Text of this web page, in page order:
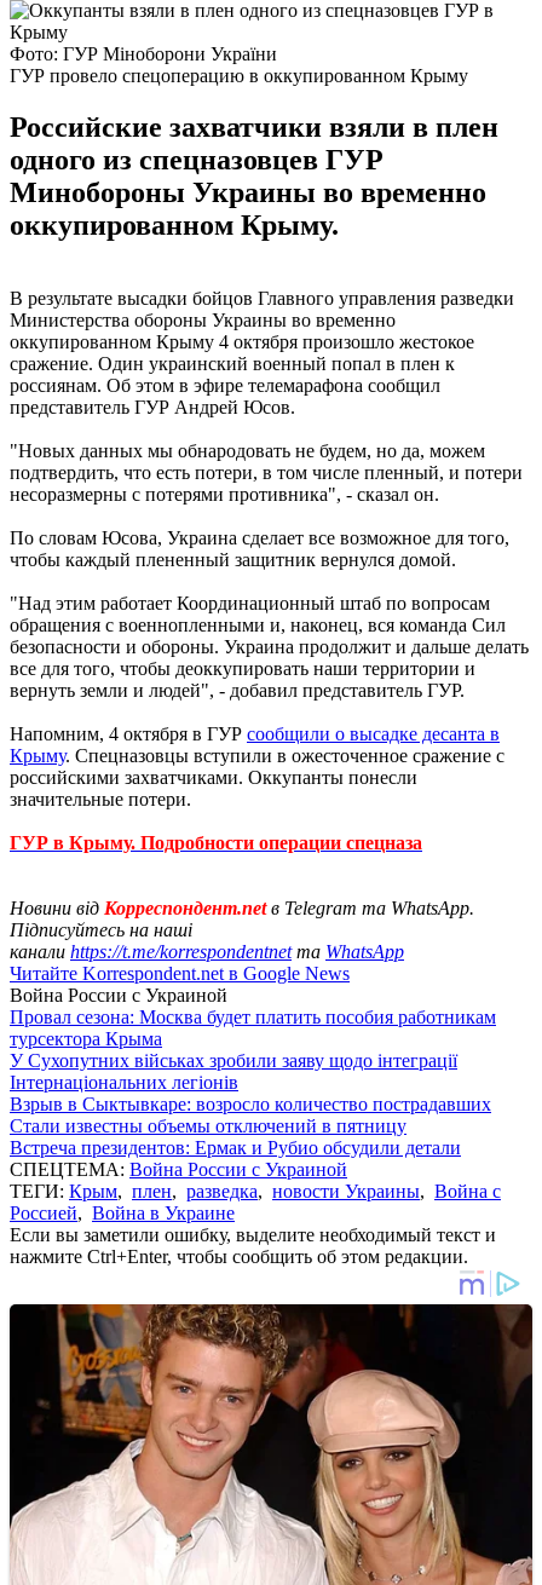
Фото: ГУР Міноборони України
ГУР провело спецоперацию в оккупированном Крыму
Российские захватчики взяли в плен
одного из спецназовцев ГУР
Минобороны Украины во временно
оккупированном Крыму.
В результате высадки бойцов Главного управления разведки
Министерства обороны Украины во временно
оккупированном Крыму 4 октября произошло жестокое
сражение. Один украинский военный попал в плен к
россиянам. Об этом в эфире телемарафона сообщил
представитель ГУР Андрей Юсов.
"Новых данных мы обнародовать не будем, но да, можем
подтвердить, что есть потери, в том числе пленный, и потери
несоразмерны с потерями противника", - сказал он.
По словам Юсова, Украина сделает все возможное для того,
чтобы каждый плененный защитник вернулся домой.
"Над этим работает Координационный штаб по вопросам
обращения с военнопленными и, наконец, вся команда Сил
безопасности и обороны. Украина продолжит и дальше делать
все для того, чтобы деоккупировать наши территории и
вернуть земли и людей", - добавил представитель ГУР.
Напомним, 4 октября в ГУР сообщили о высадке десанта в
Крыму. Спецназовцы вступили в ожесточенное сражение с
российскими захватчиками. Оккупанты понесли
значительные потери.
ГУР в Крыму. Подробности операции спецназа
Новини від Корреспондент.netв Telegram та WhatsApp.
Підписуйтесь на наші
канали https://t.me/korrespondentnetта WhatsApp
Читайте Korrespondent.net в Google News
Война России с Украиной
Провал сезона: Москва будет платить пособия работникам
турсектора Крыма
У Сухопутних військах зробили заяву щодо інтеграції
Інтернаціональних легіонів
Взрыв в Сыктывкаре: возросло количество пострадавших
Стали известны объемы отключений в пятницу
Встреча президентов: Ермак и Рубио обсудили детали
СПЕЦТЕМА: Война России с Украиной
ТЕГИ: Крым, плен, разведка, новости Украины, Война с
Россией, Война в Украине
Если вы заметили ошибку, выделите необходимый текст и
нажмите Ctrl+Enter, чтобы сообщить об этом редакции.